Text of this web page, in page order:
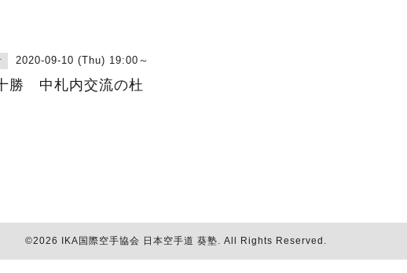
2020-09-10 (Thu) 19:00～
勝 中札内交流の杜
©2026 IKA国際空手協会 日本空手道 葵塾. All Rights Reserved.